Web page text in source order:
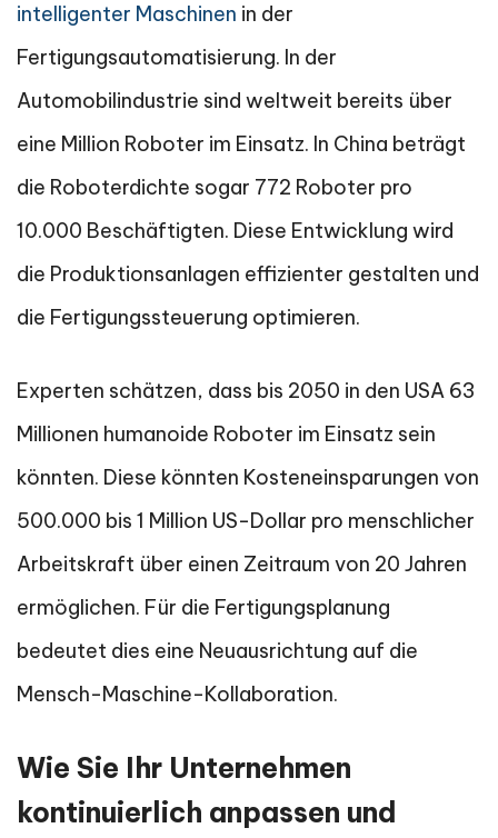
intelligenter Maschinen in der
Fertigungsautomatisierung. In der
Automobilindustrie sind weltweit bereits über
eine Million Roboter im Einsatz. In China beträgt
die Roboterdichte sogar 772 Roboter pro
10.000 Beschäftigten. Diese Entwicklung wird
die Produktionsanlagen effizienter gestalten und
die Fertigungssteuerung optimieren.
Experten schätzen, dass bis 2050 in den USA 63
Millionen humanoide Roboter im Einsatz sein
könnten. Diese könnten Kosteneinsparungen von
500.000 bis 1 Million US-Dollar pro menschlicher
Arbeitskraft über einen Zeitraum von 20 Jahren
ermöglichen. Für die Fertigungsplanung
bedeutet dies eine Neuausrichtung auf die
Mensch-Maschine-Kollaboration.
Wie Sie Ihr Unternehmen
kontinuierlich anpassen und